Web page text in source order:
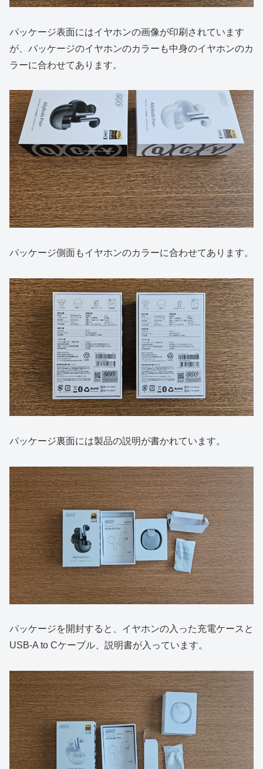
パッケージ表面にはイヤホンの画像が印刷されています
が、パッケージのイヤホンのカラーも中身のイヤホンのカ
ラーに合わせてあります。
パッケージ側面もイヤホンのカラーに合わせてあります。
パッケージ裏面には製品の説明が書かれています。
パッケージを開封すると、イヤホンの入った充電ケースと
USB-A to Cケーブル、説明書が入っています。